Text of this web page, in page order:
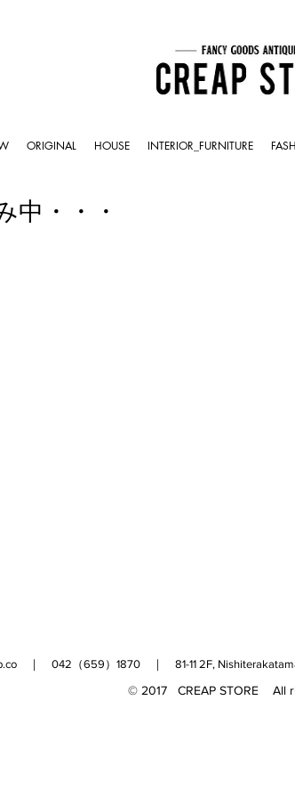
ORIGINAL HOUSE INTERIOR_FURNITURE
中・・・
｜ 042（659）1870 ｜ 81-11 2F,
© 2017 CREAP STORE All